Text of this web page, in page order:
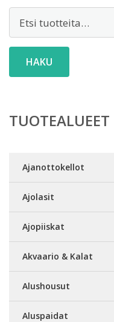
HAKU
TUOTEALUEET
Ajanottokellot
Ajolasit
Ajopiiskat
Akvaario & Kalat
Alushousut
Aluspaidat